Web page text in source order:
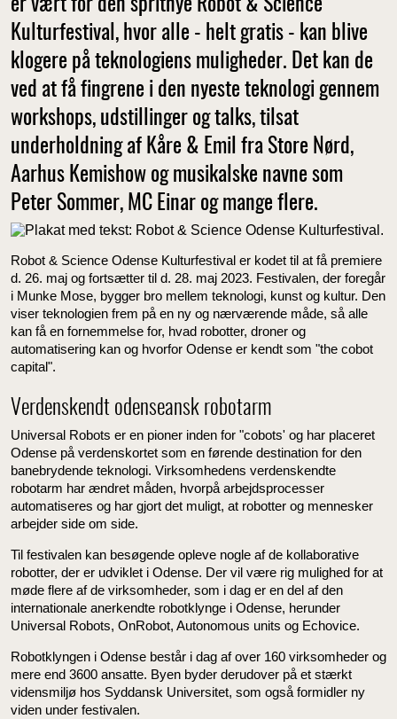
er vært for den spritnye Robot & Science
Kulturfestival, hvor alle - helt gratis - kan blive
klogere på teknologiens muligheder. Det kan de
ved at få fingrene i den nyeste teknologi gennem
workshops, udstillinger og talks, tilsat
underholdning af Kåre & Emil fra Store Nørd,
Aarhus Kemishow og musikalske navne som
Peter Sommer, MC Einar og mange flere.
Robot & Science Odense Kulturfestival er kodet til at få premiere
d. 26. maj og fortsætter til d. 28. maj 2023. Festivalen, der foregår
i Munke Mose, bygger bro mellem teknologi, kunst og kultur. Den
viser teknologien frem på en ny og nærværende måde, så alle
kan få en fornemmelse for, hvad robotter, droner og
automatisering kan og hvorfor Odense er kendt som "the cobot
capital".
Verdenskendt odenseansk robotarm
Universal Robots er en pioner inden for "cobots' og har placeret
Odense på verdenskortet som en førende destination for den
banebrydende teknologi. Virksomhedens verdenskendte
robotarm har ændret måden, hvorpå arbejdsprocesser
automatiseres og har gjort det muligt, at robotter og mennesker
arbejder side om side.
Til festivalen kan besøgende opleve nogle af de kollaborative
robotter, der er udviklet i Odense. Der vil være rig mulighed for at
møde flere af de virksomheder, som i dag er en del af den
internationale anerkendte robotklynge i Odense, herunder
Universal Robots, OnRobot, Autonomous units og Echovice.
Robotklyngen i Odense består i dag af over 160 virksomheder og
mere end 3600 ansatte. Byen byder derudover på et stærkt
vidensmiljø hos Syddansk Universitet, som også formidler ny
viden under festivalen.